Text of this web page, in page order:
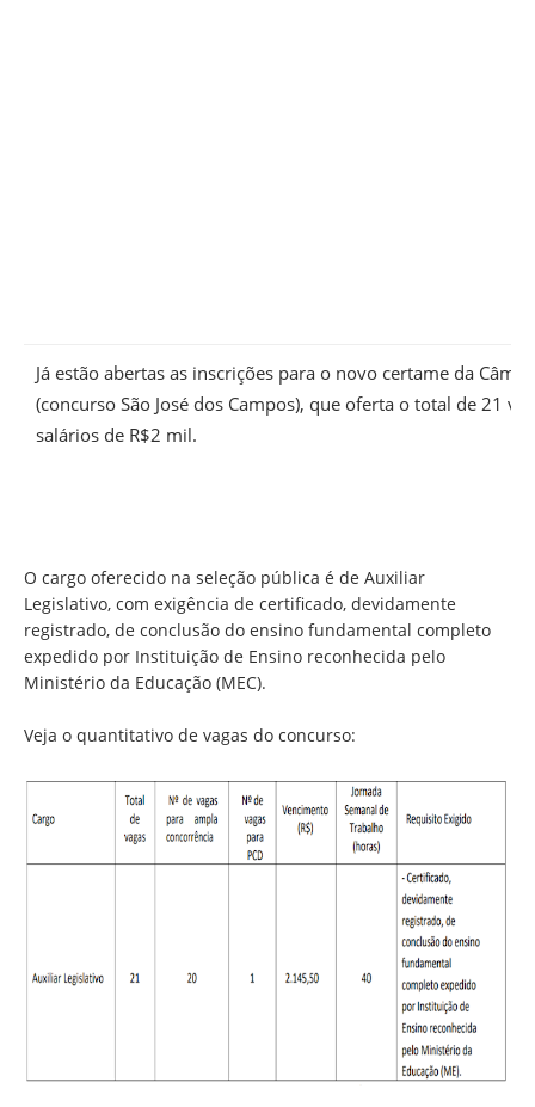
Já estão abertas as inscrições para o novo certame da
(concurso São José dos Campos), que oferta o total de 21
salários de R$2 mil.
O cargo oferecido na seleção pública é de Auxiliar
Legislativo, com exigência de certificado, devidamente
registrado, de conclusão do ensino fundamental completo
expedido por Instituição de Ensino reconhecida pelo
Ministério da Educação (MEC).
Veja o quantitativo de vagas do concurso: